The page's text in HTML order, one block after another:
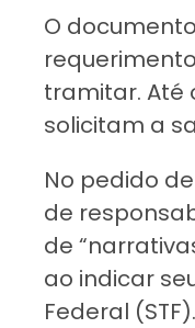
O
tramitar. Até
solicitam a
No pedido de
de
de
ao indicar
Federal (STF).